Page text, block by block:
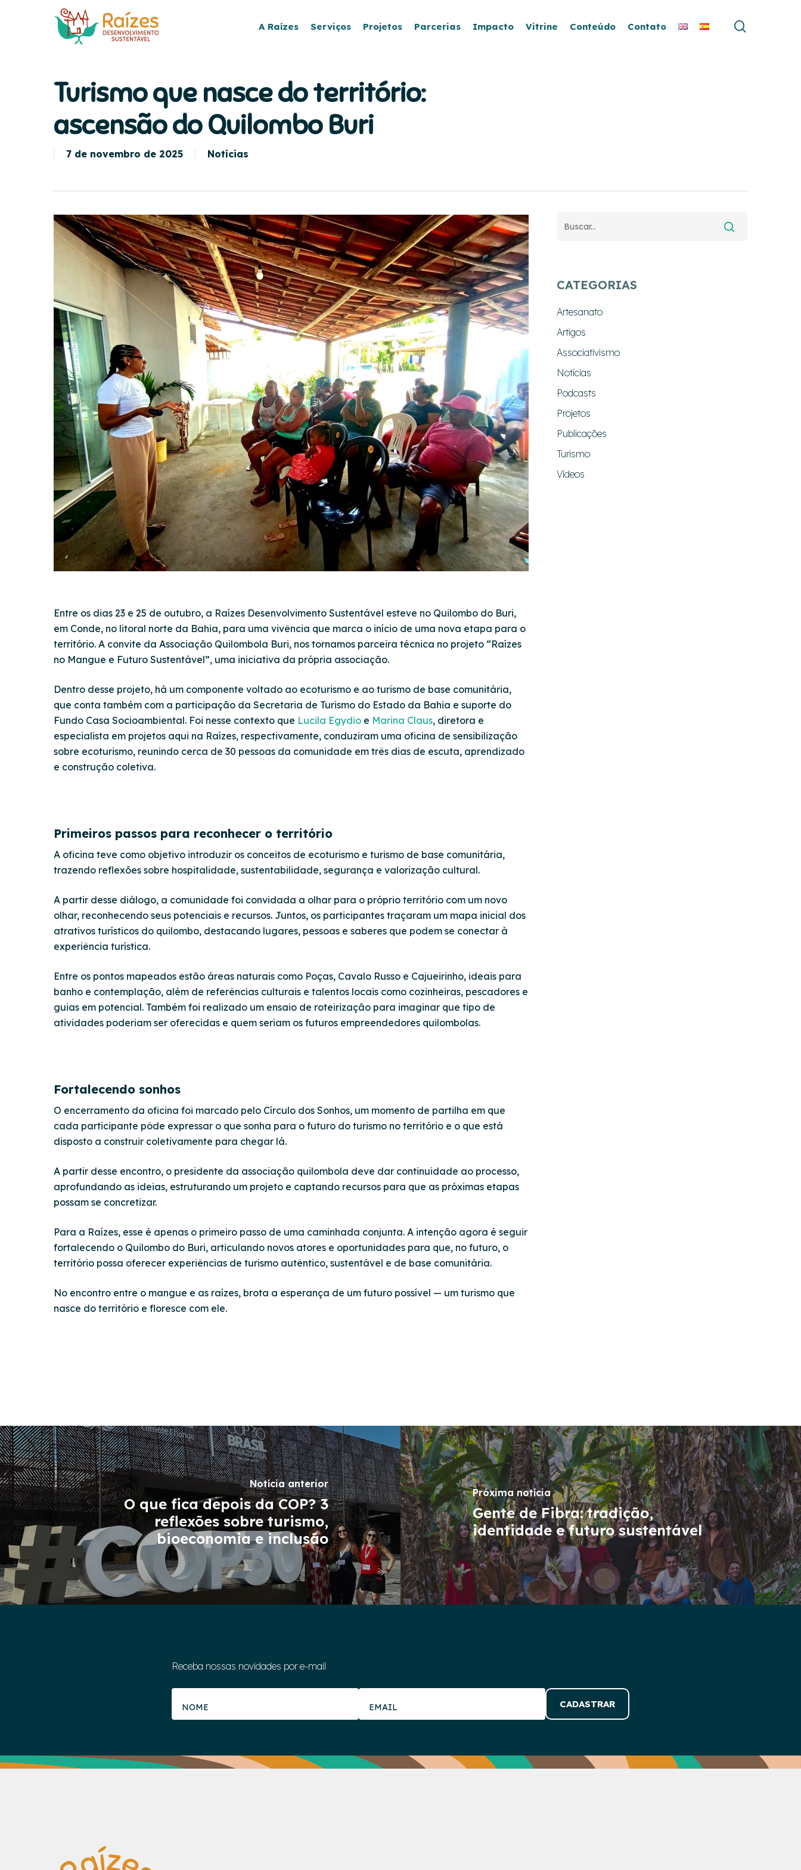
Hit enter to search or ESC to close
A Raízes Serviços Projetos Parcerias Impacto Vitrine Conteúdo Contato
Turismo que nasce do território:
ascensão do Quilombo Buri
7 de novembro de 2025 Notícias
Entre os dias 23 e 25 de outubro, a Raízes Desenvolvimento Sustentável esteve no Quilombo do Buri,
em Conde, no litoral norte da Bahia, para uma vivência que marca o início de uma nova etapa para o
território. A convite da Associação Quilombola Buri, nos tornamos parceira técnica no projeto “Raízes
no Mangue e Futuro Sustentável”, uma iniciativa da própria associação.
Dentro desse projeto, há um componente voltado ao ecoturismo e ao turismo de base comunitária,
que conta também com a participação da Secretaria de Turismo do Estado da Bahia e suporte do
Fundo Casa Socioambiental. Foi nesse contexto que Lucila Egydio e Marina Claus, diretora e
especialista em projetos aqui na Raízes, respectivamente, conduziram uma oficina de sensibilização
sobre ecoturismo, reunindo cerca de 30 pessoas da comunidade em três dias de escuta, aprendizado
e construção coletiva.
Primeiros passos para reconhecer o território
A oficina teve como objetivo introduzir os conceitos de ecoturismo e turismo de base comunitária,
trazendo reflexões sobre hospitalidade, sustentabilidade, segurança e valorização cultural.
A partir desse diálogo, a comunidade foi convidada a olhar para o próprio território com um novo
olhar, reconhecendo seus potenciais e recursos. Juntos, os participantes traçaram um mapa inicial dos
atrativos turísticos do quilombo, destacando lugares, pessoas e saberes que podem se conectar à
experiência turística.
Entre os pontos mapeados estão áreas naturais como Poças, Cavalo Russo e Cajueirinho, ideais para
banho e contemplação, além de referências culturais e talentos locais como cozinheiras, pescadores e
guias em potencial. Também foi realizado um ensaio de roteirização para imaginar que tipo de
atividades poderiam ser oferecidas e quem seriam os futuros empreendedores quilombolas.
Fortalecendo sonhos
O encerramento da oficina foi marcado pelo Círculo dos Sonhos, um momento de partilha em que
cada participante pôde expressar o que sonha para o futuro do turismo no território e o que está
disposto a construir coletivamente para chegar lá.
A partir desse encontro, o presidente da associação quilombola deve dar continuidade ao processo,
aprofundando as ideias, estruturando um projeto e captando recursos para que as próximas etapas
possam se concretizar.
Para a Raízes, esse é apenas o primeiro passo de uma caminhada conjunta. A intenção agora é seguir
fortalecendo o Quilombo do Buri, articulando novos atores e oportunidades para que, no futuro, o
território possa oferecer experiências de turismo autêntico, sustentável e de base comunitária.
No encontro entre o mangue e as raízes, brota a esperança de um futuro possível — um turismo que
nasce do território e floresce com ele.
CATEGORIAS
Artesanato
Artigos
Associativismo
Notícias
Podcasts
Projetos
Publicações
Turismo
Vídeos
Notícia anterior
O que fica depois da COP? 3
reflexões sobre turismo,
bioeconomia e inclusão
Próxima notícia
Gente de Fibra: tradição,
identidade e futuro sustentável
Receba nossas novidades por e-mail